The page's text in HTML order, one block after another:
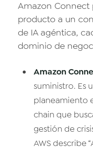
Amazon Connect
producto a un
de IA agéntica,
dominio de
Amazon
suministro. Es
planeamiento
chain que
gestión de
AWS describe